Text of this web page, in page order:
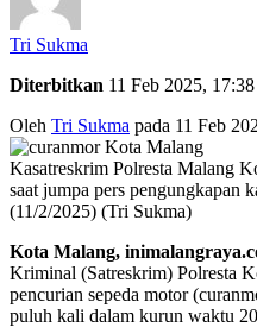
Tri Sukma
Diterbitkan 11 Feb 2025,
Oleh Tri Sukma pada 11 Feb
Kasatreskrim Polresta Malang
saat jumpa pers pengungkapan
(11/2/2025) (Tri Sukma)
Kota Malang,
Kriminal (Satreskrim) Polresta
pencurian sepeda motor
puluh kali dalam kurun waktu